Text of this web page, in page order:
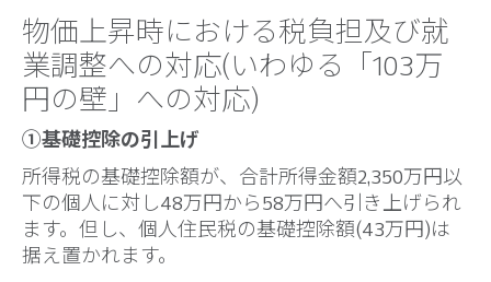
物価上昇時における税負担及び就
業調整への対応(いわゆる「103万
円の壁」への対応)
①基礎控除の引上げ
所得税の基礎控除額が、合計所得金額2,350万円以
下の個人に対し48万円から58万円へ引き上げられ
ます。但し、個人住民税の基礎控除額(43万円)は
据え置かれます。